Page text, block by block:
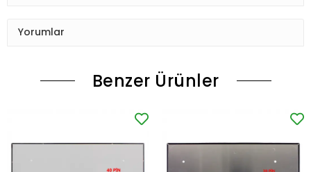
Yorumlar
Benzer Ürünler